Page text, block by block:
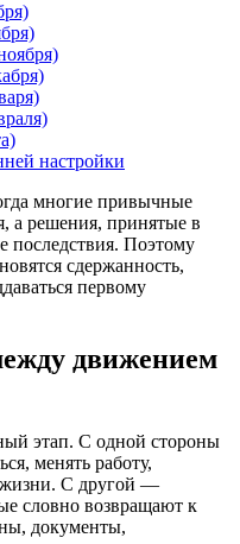
настройки
многие привычные
а решения, принятые в
последствия. Поэтому
сдержанность,
первому
движением
этап. С одной стороны
менять работу,
С другой —
словно возвращают к
документы,